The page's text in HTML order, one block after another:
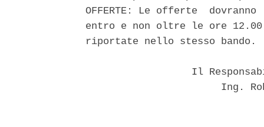
OFFERTE: Le offerte
entro e non oltre le ore
riportate nello stesso bando.
Il
Ing.